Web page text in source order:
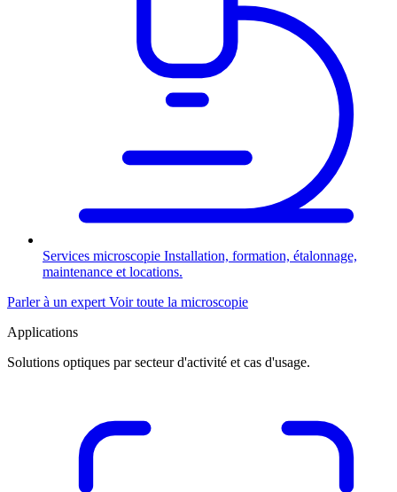
Services microscopie Installation, formation, étalonnage,
maintenance et locations.
Parler à un expert Voir toute la microscopie
Applications
Solutions optiques par secteur d'activité et cas d'usage.